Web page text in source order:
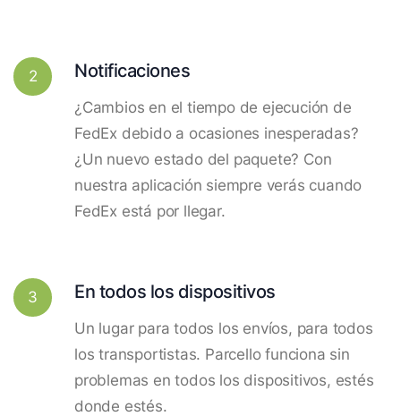
2 Notificaciones
¿Cambios en el tiempo de ejecución de
FedEx debido a ocasiones inesperadas?
¿Un nuevo estado del paquete? Con
nuestra aplicación siempre verás cuando
FedEx está por llegar.
3 En todos los dispositivos
Un lugar para todos los envíos, para todos
los transportistas. Parcello funciona sin
problemas en todos los dispositivos, estés
donde estés.